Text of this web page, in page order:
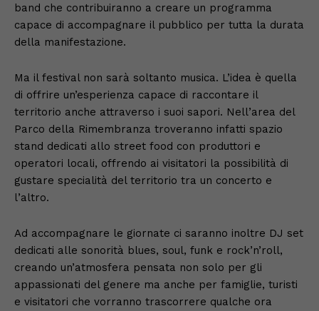
band che contribuiranno a creare un programma
capace di accompagnare il pubblico per tutta la durata
della manifestazione.
Ma il festival non sarà soltanto musica. L’idea è quella
di offrire un’esperienza capace di raccontare il
territorio anche attraverso i suoi sapori. Nell’area del
Parco della Rimembranza troveranno infatti spazio
stand dedicati allo street food con produttori e
operatori locali, offrendo ai visitatori la possibilità di
gustare specialità del territorio tra un concerto e
l’altro.
Ad accompagnare le giornate ci saranno inoltre DJ set
dedicati alle sonorità blues, soul, funk e rock’n’roll,
creando un’atmosfera pensata non solo per gli
appassionati del genere ma anche per famiglie, turisti
e visitatori che vorranno trascorrere qualche ora